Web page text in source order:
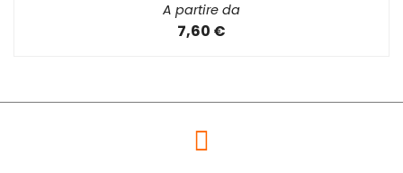
A partire da
7,60 €